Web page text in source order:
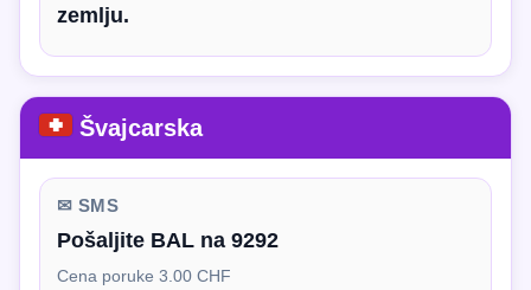
zemlju.
Švajcarska
✉ SMS
Pošaljite BAL na 9292
Cena poruke 3.00 CHF